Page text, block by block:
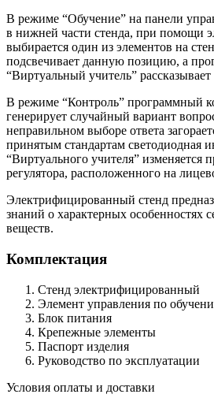
В режиме “Обучение” на панели
в нижней части стенда, при помощи
выбирается один из элементов на
подсвечивает данную позицию, а
“Виртуальный учитель”
В режиме “Контроль” программный
генерирует случайный вариант
неправильном выборе ответа
принятым стандартам светодиодная
“Виртуального учителя” изменяется
регулятора, расположенного на
Электрифицированный стенд
знаний о характерных особенностях
веществ.
Комплектация
Стенд электрифицированный
Элемент управления по
Блок питания
Крепежные элементы
Паспорт изделия
Руководство по эксплуатации
Условия оплаты и доставки